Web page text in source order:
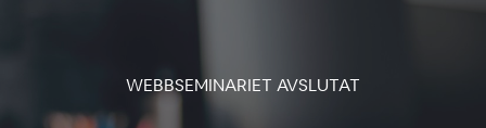
WEBBSEMINARIET AVSLUTAT